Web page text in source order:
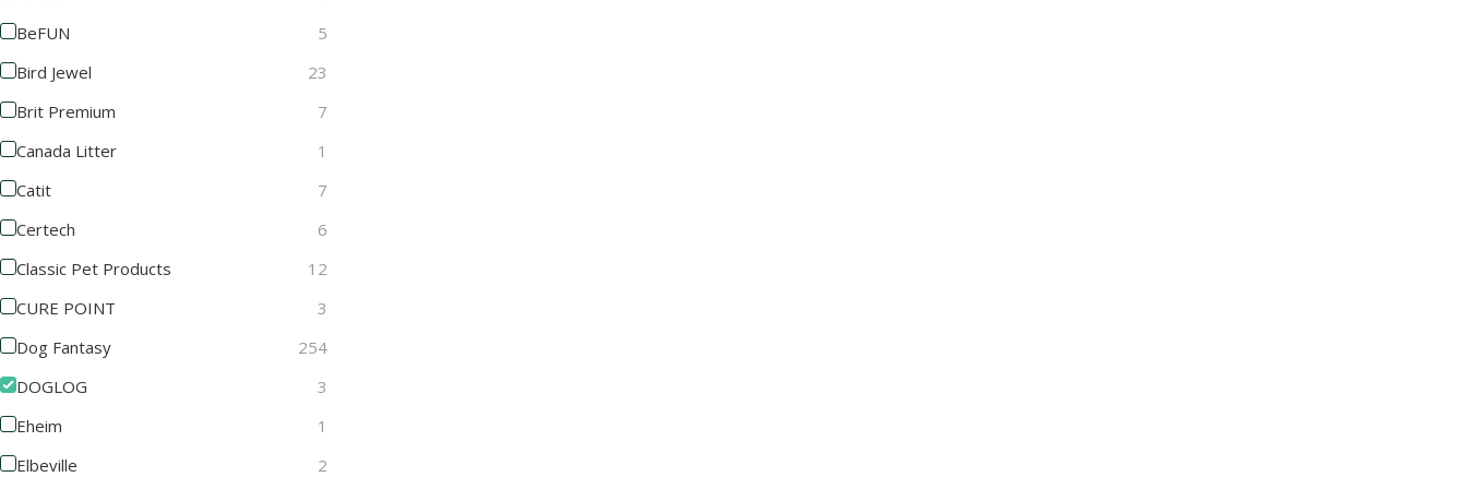
BeFUN
5
Bird Jewel
23
Brit Premium
7
Canada Litter
1
Catit
7
Certech
6
Classic Pet Products
12
CURE POINT
3
Dog Fantasy
254
DOGLOG
3
Eheim
1
Elbeville
2